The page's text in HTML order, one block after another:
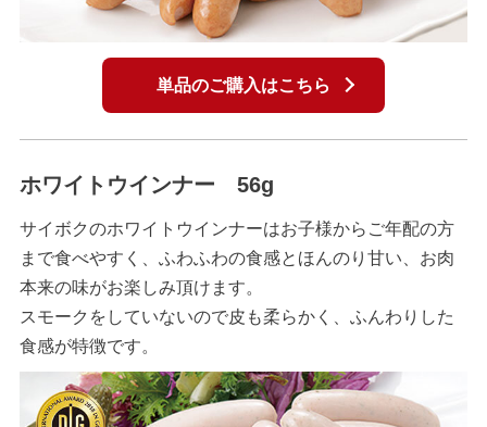
単品のご購入はこちら
ホワイトウインナー 56g
サイボクのホワイトウインナーはお子様からご年配の方
まで食べやすく、ふわふわの食感とほんのり甘い、お肉
本来の味がお楽しみ頂けます。
スモークをしていないので皮も柔らかく、ふんわりした
食感が特徴です。